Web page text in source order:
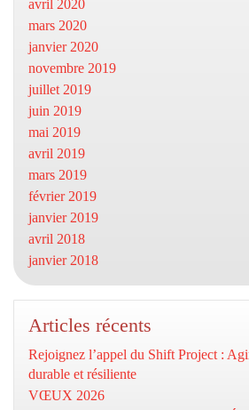
avril 2020
mars 2020
janvier 2020
novembre 2019
juillet 2019
juin 2019
mai 2019
avril 2019
mars 2019
février 2019
janvier 2019
avril 2018
janvier 2018
Articles récents
Rejoignez l’appel du Shift Project :
durable et résiliente
VŒUX 2026